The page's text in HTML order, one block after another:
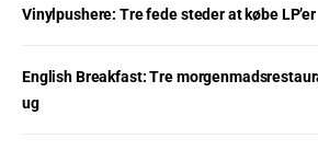
Vinylpushere: Tre fede steder at købe LP’er
English Breakfast: Tre
ug